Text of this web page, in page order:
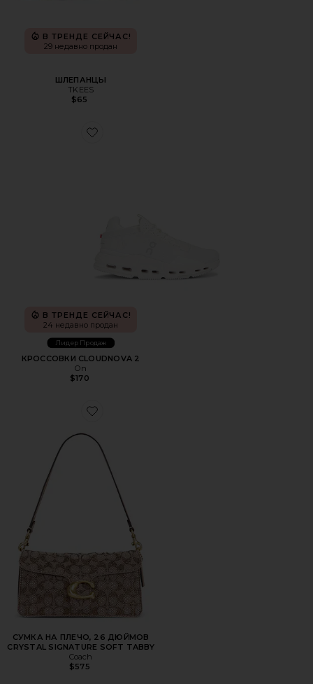
В ТРЕНДЕ СЕЙЧАС!
29 недавно продан
ШЛЕПАНЦЫ
TKEES
$65
Favorite КРОССОВКИ CLOUDNOVA 2
В ТРЕНДЕ СЕЙЧАС!
24 недавно продан
Лидер Продаж
КРОССОВКИ CLOUDNOVA 2
On
$170
Favorite СУМКА НА ПЛЕЧО, 26 ДЮЙМОВ CRYSTAL
СУМКА НА ПЛЕЧО, 26 ДЮЙМОВ
CRYSTAL SIGNATURE SOFT TABBY
Coach
$575